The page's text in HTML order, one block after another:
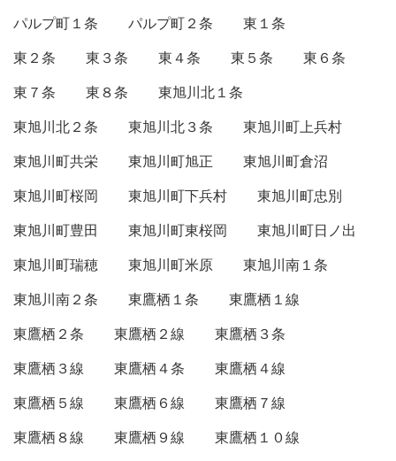
パルプ町１条
パルプ町２条
東１条
東２条
東３条 東４条 東５条
東６条
東７条
東８条
東旭川北１条
東旭川北２条
東旭川北３条
東旭川町上兵村
東旭川町共栄
東旭川町旭正
東旭川町倉沼
東旭川町桜岡
東旭川町下兵村
東旭川町忠別
東旭川町豊田
東旭川町東桜岡
東旭川町日ノ出
東旭川町瑞穂
東旭川町米原
東旭川南１条
東旭川南２条
東鷹栖１条
東鷹栖１線
東鷹栖２条
東鷹栖２線
東鷹栖３条
東鷹栖３線
東鷹栖４条
東鷹栖４線
東鷹栖５線
東鷹栖６線
東鷹栖７線
東鷹栖８線
東鷹栖９線
東鷹栖１０線